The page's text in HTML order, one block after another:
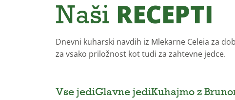
Naši RECEPTI
Dnevni kuharski navdih iz Mlekarne Celeia za
za vsako priložnost kot tudi za zahtevne jedce.
Vse jediGlavne jediKuhajmo z